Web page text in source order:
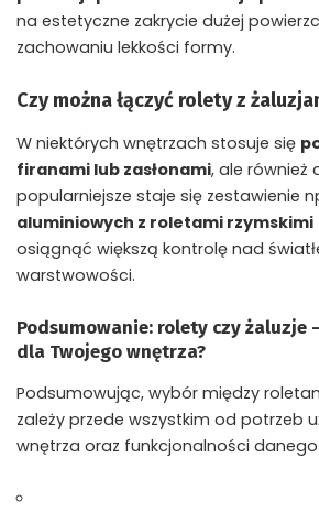
na estetyczne zakrycie dużej
zachowaniu lekkości formy.
Czy można łączyć rolety z
W niektórych wnętrzach stosuje się
firanami lub zasłonami, ale również
popularniejsze staje się zestawienie
aluminiowych z roletami rzymskimi
osiągnąć większą kontrolę nad
warstwowości.
Podsumowanie: rolety czy żaluzje
dla Twojego wnętrza?
Podsumowując, wybór między
zależy przede wszystkim od potrzeb
wnętrza oraz funkcjonalności